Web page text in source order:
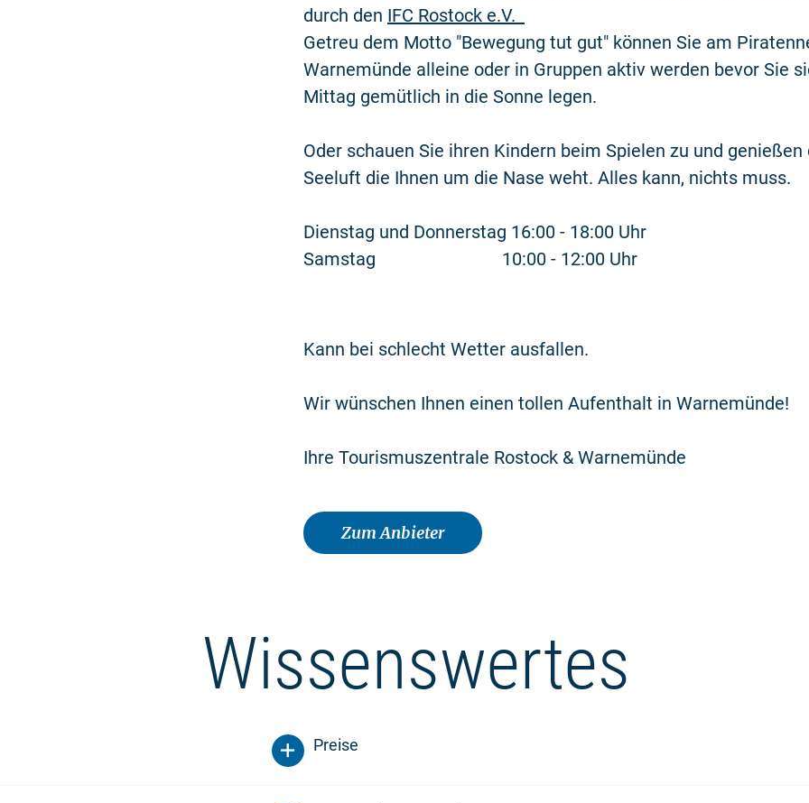
durch den IFC Rostock e.V.
Getreu dem Motto "Bewegung tut gut" können Sie am
Warnemünde alleine oder in Gruppen aktiv werden bevor Sie
Mittag gemütlich in die Sonne legen.
Oder schauen Sie ihren Kindern beim Spielen zu und
Seeluft die Ihnen um die Nase weht. Alles kann, nichts muss.
Dienstag und Donnerstag 16:00 - 18:00 Uhr
Samstag 10:00 - 12:00 Uhr
Kann bei schlecht Wetter ausfallen.
Wir wünschen Ihnen einen tollen Aufenthalt in Warnemünde!
Ihre Tourismuszentrale Rostock & Warnemünde
Zum Anbieter
Wissenswertes
Preise